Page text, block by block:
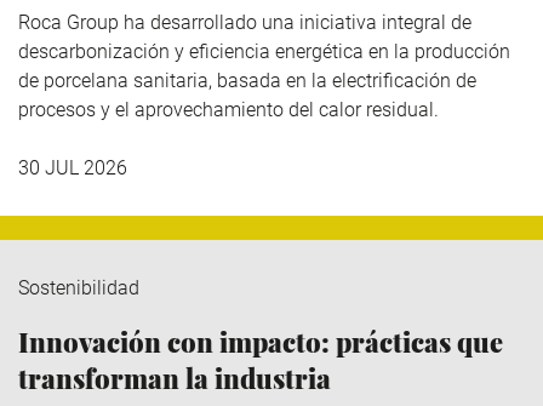
Roca Group ha desarrollado una iniciativa integral de
descarbonización y eficiencia energética en la producción
de porcelana sanitaria, basada en la electrificación de
procesos y el aprovechamiento del calor residual.
30 JUL 2026
Sostenibilidad
Innovación con impacto: prácticas que
transforman la industria